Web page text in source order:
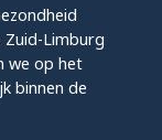
Zuid-Limburg
we op het
binnen de